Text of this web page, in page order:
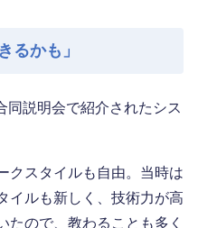
るかも」
同説明会で紹介されたシス
クスタイルも自由。当時は
イルも新しく、技術力が高
たので、教わることも多く